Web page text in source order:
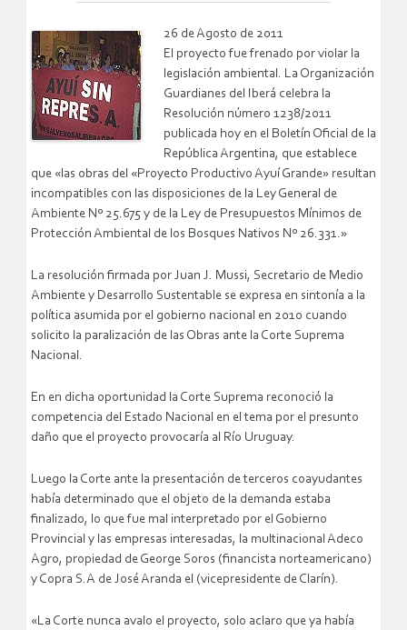
26 de Agosto de 2011
El proyecto fue frenado por violar la
legislación ambiental. La Organización
Guardianes del Iberá celebra la
Resolución número 1238/2011
publicada hoy en el Boletín Oficial de la
República Argentina, que establece
que «las obras del «Proyecto Productivo Ayuí Grande» resultan
incompatibles con las disposiciones de la Ley General de
Ambiente Nº 25.675 y de la Ley de Presupuestos Mínimos de
Protección Ambiental de los Bosques Nativos Nº 26.331.»
La resolución firmada por Juan J. Mussi, Secretario de Medio
Ambiente y Desarrollo Sustentable se expresa en sintonía a la
política asumida por el gobierno nacional en 2010 cuando
solicito la paralización de las Obras ante la Corte Suprema
Nacional.
En en dicha oportunidad la Corte Suprema reconoció la
competencia del Estado Nacional en el tema por el presunto
daño que el proyecto provocaría al Río Uruguay.
Luego la Corte ante la presentación de terceros coayudantes
había determinado que el objeto de la demanda estaba
finalizado, lo que fue mal interpretado por el Gobierno
Provincial y las empresas interesadas, la multinacional Adeco
Agro, propiedad de George Soros (financista norteamericano)
y Copra S.A de José Aranda el (vicepresidente de Clarín).
«La Corte nunca avalo el proyecto, solo aclaro que ya había